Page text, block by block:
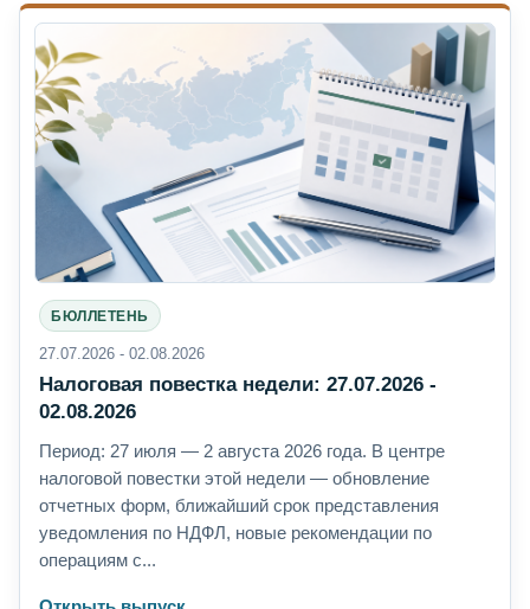
БЮЛЛЕТЕНЬ
27.07.2026 - 02.08.2026
Налоговая повестка недели: 27.07.2026 -
02.08.2026
Период: 27 июля — 2 августа 2026 года. В центре
налоговой повестки этой недели — обновление
отчетных форм, ближайший срок представления
уведомления по НДФЛ, новые рекомендации по
операциям с...